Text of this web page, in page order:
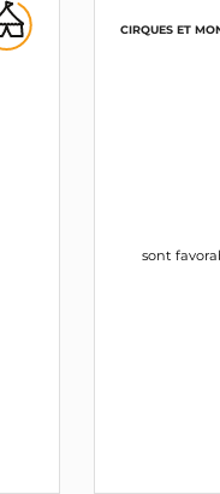
CIRQUES ET
sont